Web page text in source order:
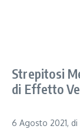
Strepitosi
di Effetto
6 Agosto 2021,